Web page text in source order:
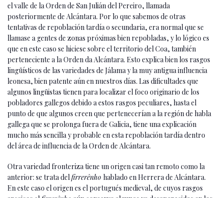
el valle de la Orden de San Julián del Pereiro, llamada
posteriormente de Alcántara. Por lo que sabemos de otras
tentativas de repoblación tardía o secundaria, era normal que se
llamase a gentes de zonas próximas bien repobladas, y lo lógico es
que en este caso se hiciese sobre el territorio del Coa, también
perteneciente a la Orden da Alcántara. Esto explica bien los rasgos
lingüísticos de las variedades de Jálama y la muy antigua influencia
leonesa, bien patente aún en nuestros días. Las dificultades que
algunos lingüistas tienen para localizar el foco originario de los
pobladores gallegos debido a estos rasgos peculiares, hasta el
punto de que algunos creen que pertenecerían a la región de habla
gallega que se prolonga fuera de Galicia, tiene una explicación
mucho más sencilla y probable en esta repoblación tardía dentro
del área de influencia de la Orden de Alcántara.
Otra variedad fronteriza tiene un origen casi tan remoto como la
anterior: se trata delfirrerênho hablado en Herrera de Alcántara.
En este caso el origen es el portugués medieval, de cuyos rasgos